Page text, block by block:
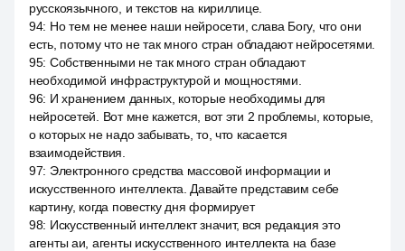
русскоязычного, и текстов на кириллице.
94: Но тем не менее наши нейросети, слава Богу, что они
есть, потому что не так много стран обладают нейросетями.
95: Собственными не так много стран обладают
необходимой инфраструктурой и мощностями.
96: И хранением данных, которые необходимы для
нейросетей. Вот мне кажется, вот эти 2 проблемы, которые,
о которых не надо забывать, то, что касается
взаимодействия.
97: Электронного средства массовой информации и
искусственного интеллекта. Давайте представим себе
картину, когда повестку дня формирует
98: Искусственный интеллект значит, вся редакция это
агенты аи, агенты искусственного интеллекта на базе